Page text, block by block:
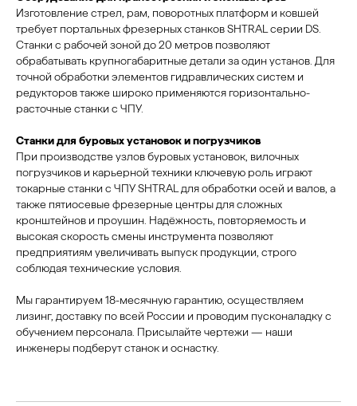
Изготовление стрел, рам, поворотных платформ и ковшей
требует портальных фрезерных станков SHTRAL серии DS.
Станки с рабочей зоной до 20 метров позволяют
обрабатывать крупногабаритные детали за один установ. Для
точной обработки элементов гидравлических систем и
редукторов также широко применяются горизонтально-
расточные станки с ЧПУ.
Станки для буровых установок и погрузчиков
При производстве узлов буровых установок, вилочных
погрузчиков и карьерной техники ключевую роль играют
токарные станки с ЧПУ SHTRAL для обработки осей и валов, а
также пятиосевые фрезерные центры для сложных
кронштейнов и проушин. Надёжность, повторяемость и
высокая скорость смены инструмента позволяют
предприятиям увеличивать выпуск продукции, строго
соблюдая технические условия.
Мы гарантируем 18-месячную гарантию, осуществляем
лизинг, доставку по всей России и проводим пусконаладку с
обучением персонала. Присылайте чертежи — наши
инженеры подберут станок и оснастку.